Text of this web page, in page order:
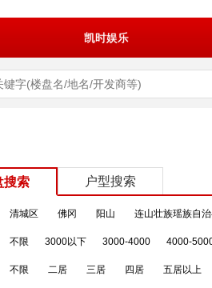
凯时娱乐
搜索 户型搜索
清城区 佛冈 阳山 连山壮族瑶族自
不限 3000以下 3000-4000 4000-
不限 二居 三居 四居 五居以上